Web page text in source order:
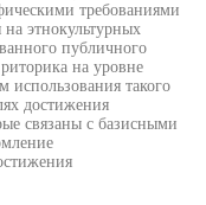
требованиями
этнокультурных
публичного
на уровне
использования такого
достижения
связаны с базисными